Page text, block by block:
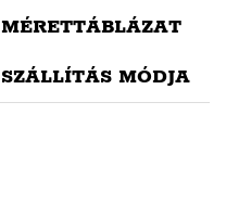
MÉRETTÁBLÁZAT
SZÁLLÍTÁS MÓDJA